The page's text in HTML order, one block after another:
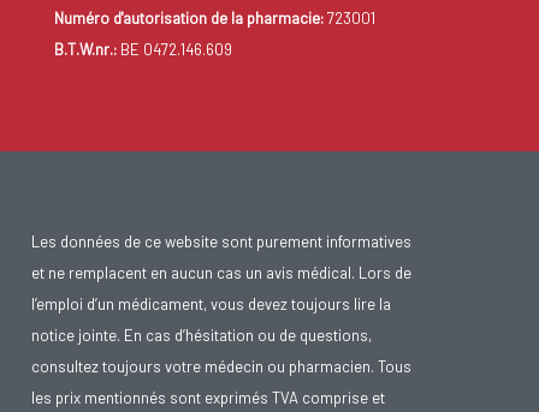
Numéro d'autorisation de la pharmacie:723001
B.T.W.nr.:BE 0472.146.609
Les données de ce website sont purement informatives
et ne remplacent en aucun cas un avis médical. Lors de
l’emploi d’un médicament, vous devez toujours lire la
notice jointe. En cas d’hésitation ou de questions,
consultez toujours votre médecin ou pharmacien. Tous
les prix mentionnés sont exprimés TVA comprise et